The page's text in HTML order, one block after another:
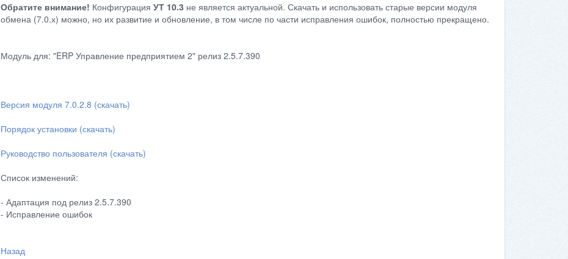
Обратите внимание! Конфигурация УТ 10.3 не является актуальной. Скачать и использовать старые версии модуля
обмена (7.0.х) можно, но их развитие и обновление, в том числе по части исправления ошибок, полностью прекращено.
Модуль для: "ERP Управление предприятием 2" релиз 2.5.7.390
Версия модуля 7.0.2.8 (скачать)
Порядок установки (скачать)
Руководство пользователя (скачать)
Список изменений:
- Адаптация под релиз 2.5.7.390
- Исправление ошибок
Назад